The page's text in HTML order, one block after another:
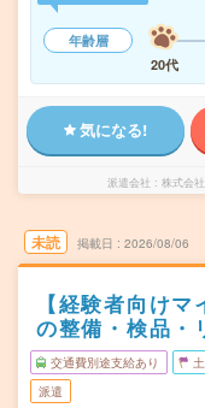
年齢層
20代
気になる!
派遣会社 株式会
未読 掲載日 2026/08/06
【経験者向け
の整備・検品・
交通費別途支給あり
派遣